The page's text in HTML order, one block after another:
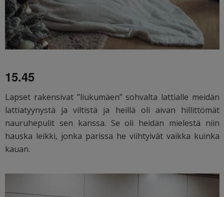
15.45
Lapset rakensivat ”liukumäen” sohvalta lattialle meidän
lattiatyynystä ja viltistä ja heillä oli aivan hillittömät
nauruhepulit sen kanssa. Se oli heidän mielestä niin
hauska leikki, jonka parissa he viihtyivät vaikka kuinka
kauan.